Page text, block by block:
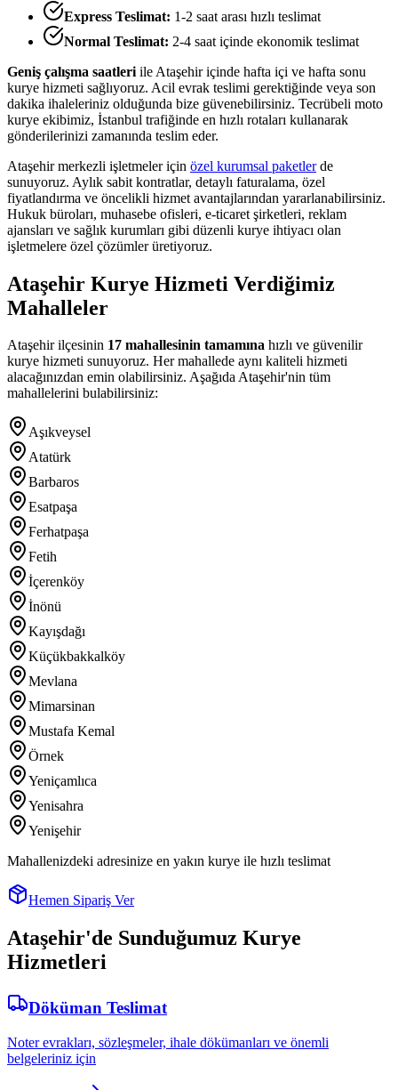
Express Teslimat: 1-2 saat arası hızlı teslimat
Normal Teslimat: 2-4 saat içinde ekonomik teslimat
Geniş çalışma saatleri ile Ataşehiriçinde hafta içi ve hafta sonu
kurye hizmeti sağlıyoruz. Acil evrak teslimi gerektiğinde veya son
dakika ihaleleriniz olduğunda bize güvenebilirsiniz. Tecrübeli moto
kurye ekibimiz, İstanbul trafiğinde en hızlı rotaları kullanarak
gönderilerinizi zamanında teslim eder.
Ataşehirmerkezli işletmeler için özel kurumsal paketlerde
sunuyoruz. Aylık sabit kontratlar, detaylı faturalama, özel
fiyatlandırma ve öncelikli hizmet avantajlarından yararlanabilirsiniz.
Hukuk büroları, muhasebe ofisleri, e-ticaret şirketleri, reklam
ajansları ve sağlık kurumları gibi düzenli kurye ihtiyacı olan
işletmelere özel çözümler üretiyoruz.
Ataşehir Kurye Hizmeti Verdiğimiz
Mahalleler
Ataşehirilçesinin 17 mahallesinin tamamına hızlı ve güvenilir
kurye hizmeti sunuyoruz. Her mahallede aynı kaliteli hizmeti
alacağınızdan emin olabilirsiniz. AşağıdaAtaşehir'nin tüm
mahallelerini bulabilirsiniz:
Aşıkveysel
Atatürk
Barbaros
Esatpaşa
Ferhatpaşa
Fetih
İçerenköy
İnönü
Kayışdağı
Küçükbakkalköy
Mevlana
Mimarsinan
Mustafa Kemal
Örnek
Yeniçamlıca
Yenisahra
Yenişehir
Mahallenizdeki adresinize en yakın kurye ile hızlı teslimat
Hemen Sipariş Ver
Ataşehir'de Sunduğumuz Kurye
Hizmetleri
Döküman Teslimat
Noter evrakları, sözleşmeler, ihale dökümanları ve önemli
belgeleriniz için